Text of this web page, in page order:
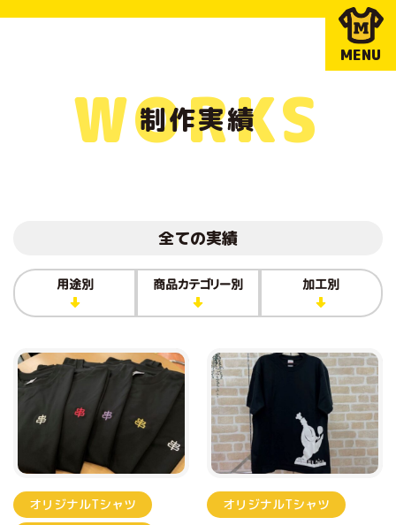
MENU
制作実績
WORKS
全ての実績
用途別 商品カテゴリー別 加工別
オリジナルTシャツ
オリジナルTシャツ